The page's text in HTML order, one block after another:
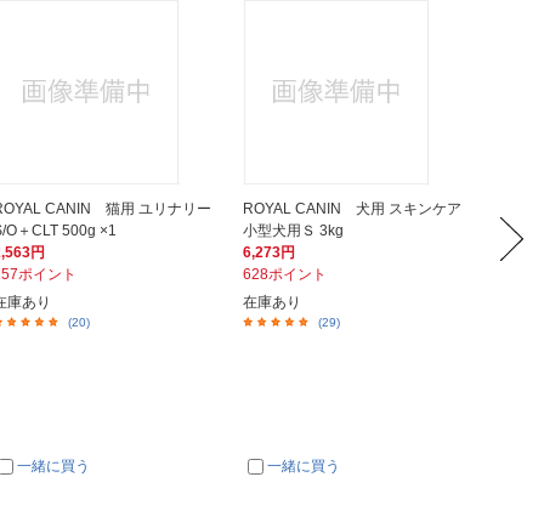
CANIN 猫用 ユリナリー
O＋CLT 500g ×1
円
ポイント
庫あり
(20)
一緒に買う
ROYAL CANIN 犬用 スキンケア
小型犬用Ｓ 3kg
6,273円
628ポイント
在庫あり
(29)
一緒に買う
掃除
878円